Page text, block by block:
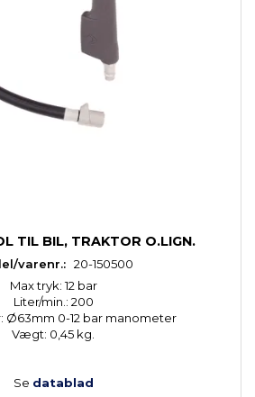
TIL BIL, TRAKTOR O.LIGN.
varenr.: 20-150500
Max tryk: 12 bar
Liter/min.: 200
Ø63mm 0-12 bar manometer
Vægt: 0,45 kg.
Se datablad